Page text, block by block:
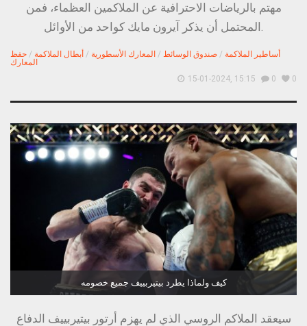
مهتم بالرياضات الاحترافية عن الملاكمين العظماء، فمن
المحتمل أن يذكر آيرون مايك كواحد من الأوائل.
أساطير الملاكمة / صندوق الوسائط / المعارك الأسطورية / أبطال الملاكمة / حفظ
المعارك
15-01-2024, 15:15
0 0
كيف ولماذا يطرد بيتيربييف جميع خصومه
سيعقد الملاكم الروسي الذي لم يهزم أرتور بيتيربييف الدفاع